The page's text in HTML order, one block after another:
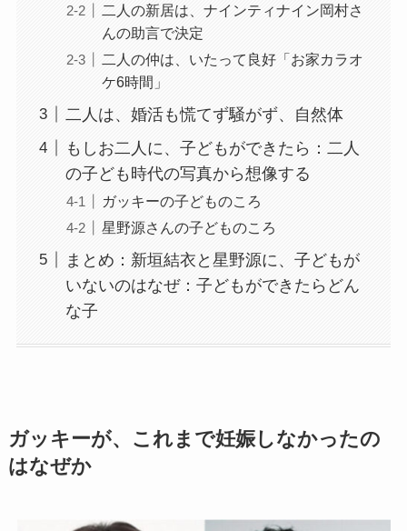
二人の新居は、ナインティナイン岡村さ
んの助言で決定
二人の仲は、いたって良好「お家カラオ
ケ6時間」
二人は、婚活も慌てず騒がず、自然体
もしお二人に、子どもができたら：二人
の子ども時代の写真から想像する
ガッキーの子どものころ
星野源さんの子どものころ
まとめ：新垣結衣と星野源に、子どもが
いないのはなぜ：子どもができたらどん
な子
ガッキーが、これまで妊娠しなかったの
はなぜか